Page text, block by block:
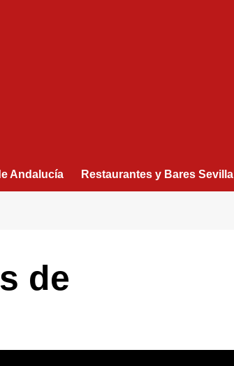
Andalucía Restaurantes y Bares Sevilla
de